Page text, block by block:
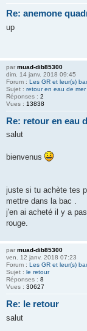
Re: anemone
up
par muad-dib85300
dim. 14 janv. 2018 09:45
Forum : Les GR et leur(s)
Sujet : retour en eau de mer
Réponses : 2
Vues : 13838
Re: retour en eau
salut
bienvenus
juste si tu achète tes
mettre dans la bac .
j'en ai acheté il y a
rouge.
par muad-dib85300
ven. 12 janv. 2018 07:23
Forum : Les GR et leur(s)
Sujet : le retour
Réponses : 8
Vues : 30627
Re: le retour
salut